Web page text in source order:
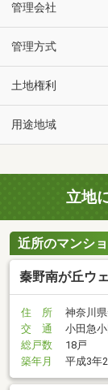
管理会社
管理方式
土地権利
用途地域
立地
近所のマンシ
秦野南が丘ウ
住 所
神奈川
交 通
小田急
総戸数
18戸
築年月
平成3年2